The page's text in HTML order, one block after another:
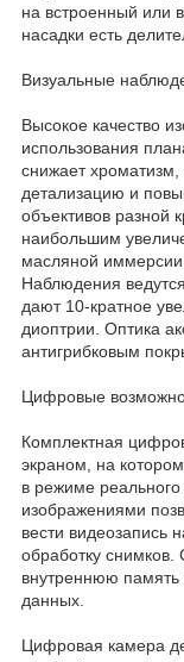
на встроенный или
насадки есть
Визуальные
Высокое качество
использования
снижает
детализацию и
объективов разной
наибольшим
масляной иммерсии
Наблюдения
дают 10-кратное
диоптрии. Оптика
антигрибковым
Цифровые
Комплектная
экраном, на
в режиме
изображениями
вести видеозапись
обработку
внутреннюю
данных.
Цифровая камера